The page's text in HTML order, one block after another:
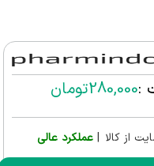
:
280,000تومان
از کالا | عملکرد عالی